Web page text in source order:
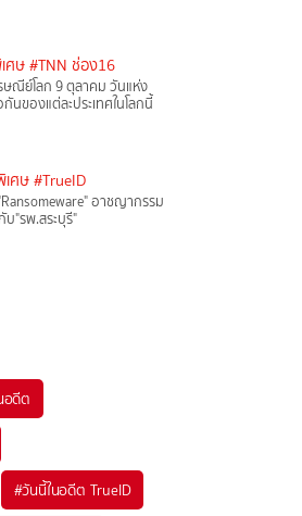
ศษ #TNN ช่อง16
ษณีย์โลก 9 ตุลาคม วันแห่ง
นของแต่ละประเทศในโลกนี้
ศษ #TrueID
อาชญากรรม
บ"รพ.สระบุรี"
อดีต
#วันนี้ในอดีต TrueID